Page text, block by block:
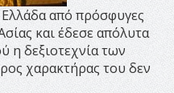
Ελλάδα από πρόσφυγες
και έδεσε απόλυτα
η δεξιοτεχνία των
χαρακτήρας του δεν